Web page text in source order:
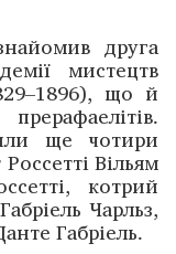
друга
мистецтв
що й
ще чотири
Вільям
котрий
Чарльз,
­Габріель.